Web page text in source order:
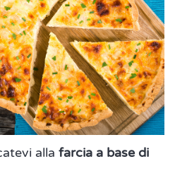
alla farcia a base di